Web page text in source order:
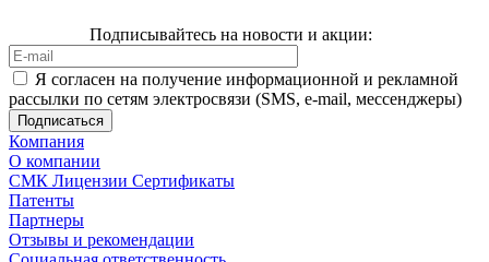
Подписывайтесь на новости и акции:
Я согласен на получение информационной и рекламной
рассылки по сетям электросвязи (SMS, e-mail, мессенджеры)
Компания
О компании
СМК Лицензии Сертификаты
Патенты
Партнеры
Отзывы и рекомендации